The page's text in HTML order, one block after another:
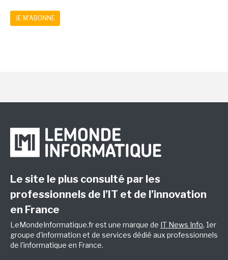
JE M'ABONNE
Le site le plus consulté par les
professionnels de l’IT et de l’innovation
en France
LeMondeInformatique.fr est une marque de IT News Info, 1er
groupe d'information et de services dédié aux professionnels
de l'informatique en France.